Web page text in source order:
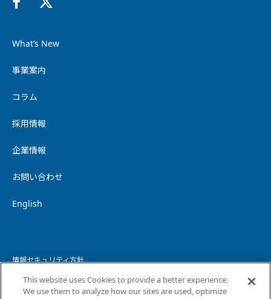
What’s New
事業案内
コラム
採用情報
企業情報
お問い合わせ
English
情報セキュリティ方針
個人情報保護方針
This website uses Cookies to provide a better experience.
We use them to analyze how our sites are used, optimize